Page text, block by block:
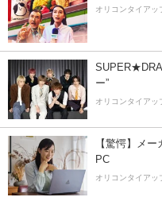
オリコンタイアッ
ー”
オリコンタイアッ
【驚愕】メ
PC
オリコンタイアッ